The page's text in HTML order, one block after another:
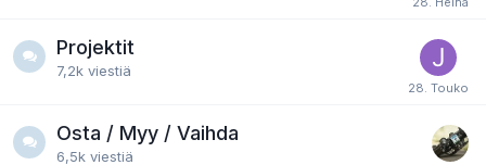
Projektit
7,2k viestiä
Osta / Myy / Vaihda
6,5k viestiä